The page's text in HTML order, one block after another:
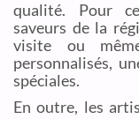
qualité. Pour
saveurs de la
visite ou
personnalisés,
spéciales.
En outre, les